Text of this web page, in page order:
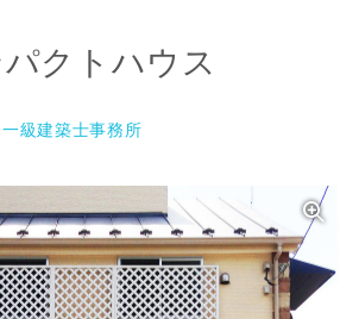
クトハウス
級建築士事務所